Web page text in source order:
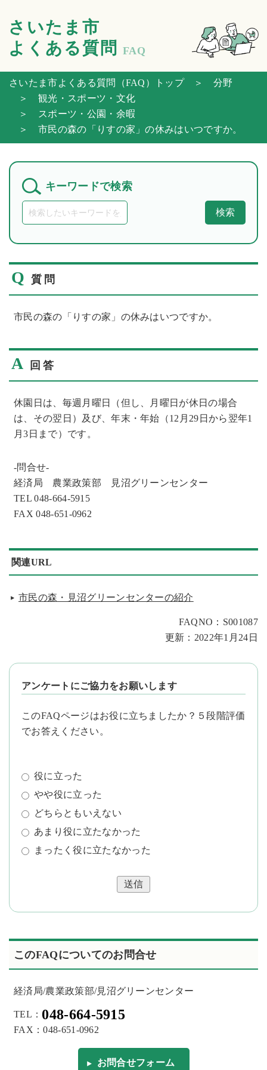
さいたま市
よくある質問
FAQ
さいたま市よくある質問（FAQ）トップ＞ 分野
＞ 観光・スポーツ・文化
＞ スポーツ・公園・余暇
＞ 市民の森の「りすの家」の休みはいつですか。
キーワードで検索
検索
Q 質問
市民の森の「りすの家」の休みはいつですか。
A 回答
休園日は、毎週月曜日（但し、月曜日が休日の場合
は、その翌日）及び、年末・年始（12月29日から翌年1
月3日まで）です。
-問合せ-
経済局 農業政策部 見沼グリーンセンター
TEL 048-664-5915
FAX 048-651-0962
関連URL
市民の森・見沼グリーンセンターの紹介
FAQNO：S001087
更新：2022年1月24日
アンケートにご協力をお願いします
このFAQページはお役に立ちましたか？５段階評価
でお答えください。
役に立った
やや役に立った
どちらともいえない
あまり役に立たなかった
まったく役に立たなかった
送信
このFAQについてのお問合せ
経済局/農業政策部/見沼グリーンセンター
TEL： 048-664-5915
FAX：048-651-0962
お問合せフォーム